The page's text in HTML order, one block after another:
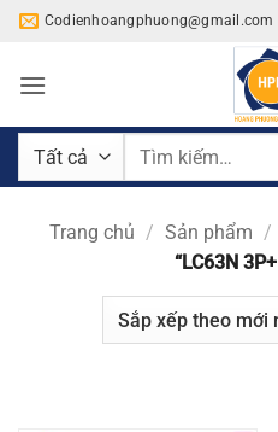
Bỏ
nội
Codienhoangphuong@gmail.com
Tìm
Trang chủ / Sản phẩm /
“LC63N